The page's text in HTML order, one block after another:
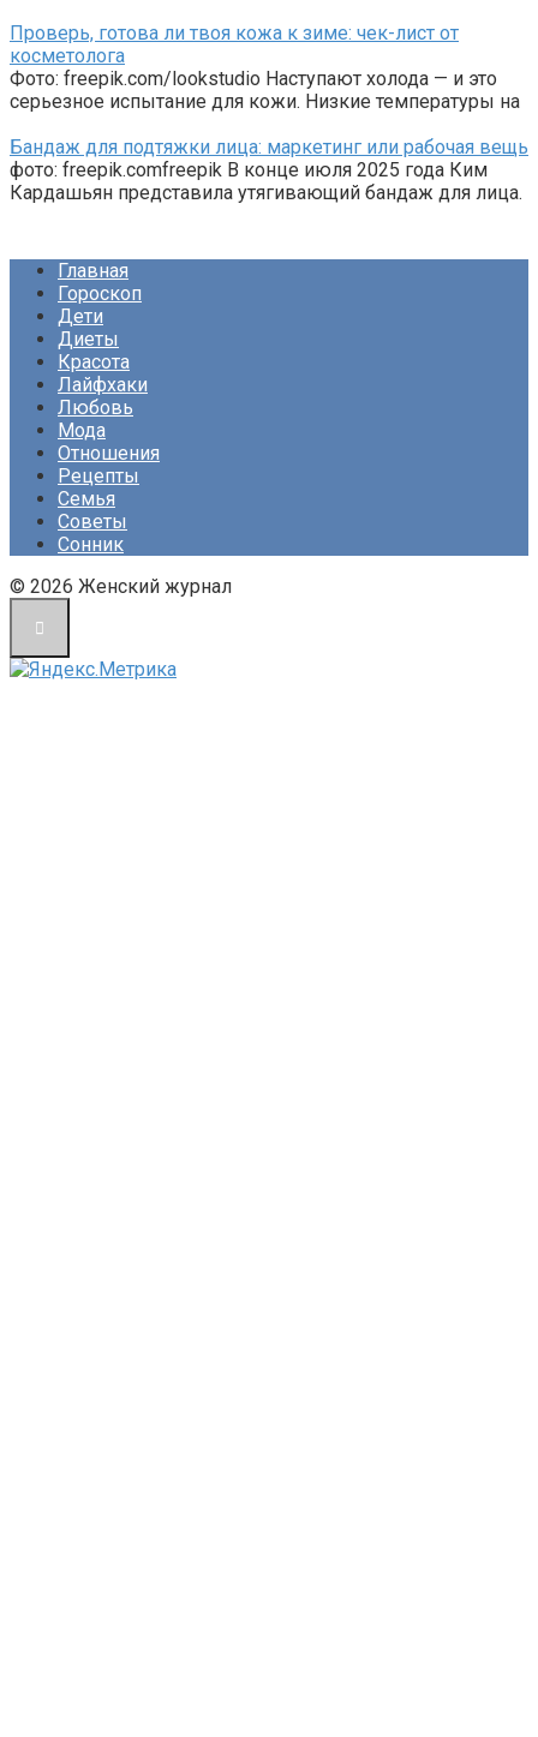
Проверь, готова ли твоя кожа к зиме: чек-лист от
косметолога
Фото: freepik.com/lookstudio Наступают холода — и это
серьезное испытание для кожи. Низкие температуры на
Бандаж для подтяжки лица: маркетинг или рабочая вещь
фото: freepik.comfreepik В конце июля 2025 года Ким
Кардашьян представила утягивающий бандаж для лица.
Главная
Гороскоп
Дети
Диеты
Красота
Лайфхаки
Любовь
Мода
Отношения
Рецепты
Семья
Советы
Сонник
© 2026 Женский журнал